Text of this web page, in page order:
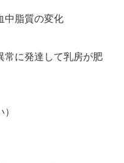
中脂質の変化
常に発達して乳房が肥